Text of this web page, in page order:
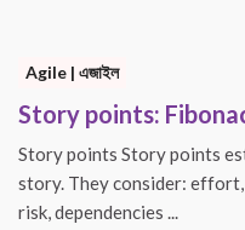
Agile | এজাইল
Story points:
Story points Story points
story. They consider:
risk, dependencies ...